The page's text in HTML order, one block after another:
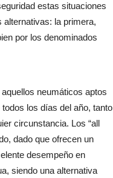
estas situaciones
la primera,
por los denominados
neumáticos aptos
los días del año, tanto
circunstancia. Los “all
dado que ofrecen un
desempeño en
siendo una alternativa